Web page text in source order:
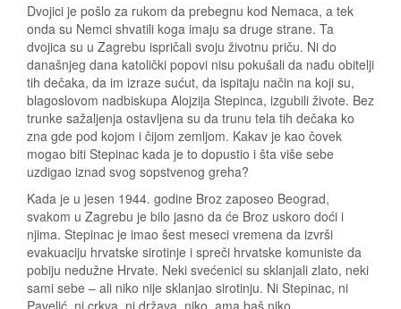
Dvojici je pošlo za rukom da prebegnu kod Nemaca, a tek
onda su Nemci shvatili koga imaju sa druge strane. Ta
dvojica su u Zagrebu ispričali svoju životnu priču. Ni do
današnjeg dana katolički popovi nisu pokušali da nađu obitelji
tih dečaka, da im izraze sućut, da ispitaju način na koji su,
blagoslovom nadbiskupa Alojzija Stepinca, izgubili živote. Bez
trunke sažaljenja ostavljena su da trunu tela tih dečaka ko
zna gde pod kojom i čijom zemljom. Kakav je kao čovek
mogao biti Stepinac kada je to dopustio i šta više sebe
uzdigao iznad svog sopstvenog greha?
Kada je u jesen 1944. godine Broz zaposeo Beograd,
svakom u Zagrebu je bilo jasno da će Broz uskoro doći i
njima. Stepinac je imao šest meseci vremena da izvrši
evakuaciju hrvatske sirotinje i spreči hrvatske komuniste da
pobiju nedužne Hrvate. Neki svećenici su sklanjali zlato, neki
sami sebe – ali niko nije sklanjao sirotinju. Ni Stepinac, ni
Pavelić, ni crkva, ni država, niko, ama baš niko.